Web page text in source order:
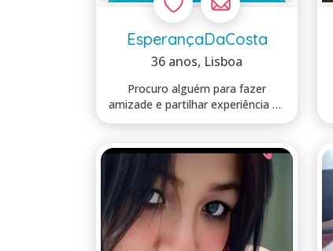
EsperançaDaCosta
36 anos, Lisboa
Procuro alguém para fazer
amizade e partilhar experiência de
vida . So...